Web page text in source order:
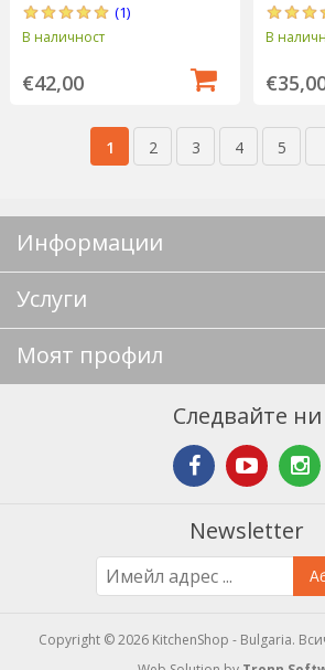
(1)
В наличност
€42,00
В
1 2 3 4 5
Информации
Услуги
Моят профил
Следвайте ни
Newsletter
Copyright © 2026 KitchenShop - Bulgaria.